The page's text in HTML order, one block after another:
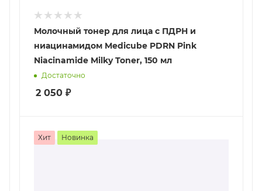
Молочный тонер для лица с ПДРН и
ниацинамидом Medicube PDRN Pink
Niacinamide Milky Toner, 150 мл
Достаточно
2 050 ₽
Хит Новинка